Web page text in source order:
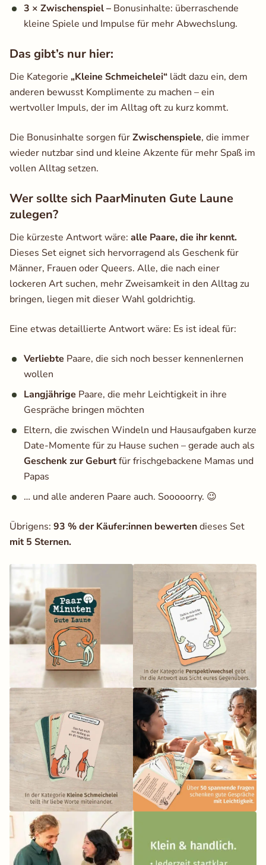
3 × Zwischenspiel – Bonusinhalte: überraschende
kleine Spiele und Impulse für mehr Abwechslung.
Das gibt’s nur hier:
Die Kategorie ​ „Kleine Schmeichelei​“ lädt dazu ein, dem
anderen bewusst Komplimente zu machen – ein
wertvoller Impuls, der im Alltag oft zu kurz kommt.
Die Bonusinhalte sorgen fürZwischenspiele, die immer
wieder nutzbar sind und kleine Akzente für mehr Spaß im
vollen Alltag setzen.
Wer sollte sich PaarMinuten Gute Laune
zulegen?
Die kürzeste Antwort wäre: alle Paare, die ihr kennt.
Dieses Set eignet sich hervorragend als Geschenk für
Männer, Frauen oder Queers. Alle, die nach einer
lockeren Art suchen, mehr Zweisamkeit in den Alltag zu
bringen, liegen mit dieser Wahl goldrichtig.
Eine etwas detaillierte Antwort wäre: Es ist ideal für:
Verliebte Paare, die sich noch besser kennenlernen
wollen
Langjährige Paare, die mehr Leichtigkeit in ihre
Gespräche bringen möchten
Eltern, die zwischen Windeln und Hausaufgaben kurze
Date-Momente für zu Hause suchen – gerade auch als
Geschenk zur Geburtfür frischgebackene Mamas und
Papas
… und alle anderen Paare auch. Sooooorry. 😉
Übrigens: 93 % der Käufer:innen bewertendieses Set
mit 5 Sternen.